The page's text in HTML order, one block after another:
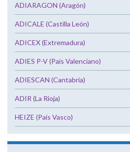
ADIARAGON (Aragón)
ADICALE (Castilla León)
ADICEX (Extremadura)
ADIES P-V (País Valenciano)
ADIESCAN (Cantabria)
ADIR (La Rioja)
HEIZE (País Vasco)